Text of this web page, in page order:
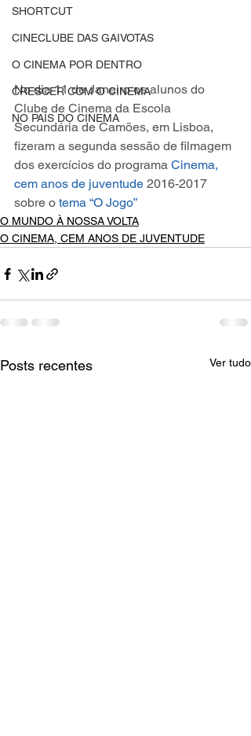
SHORTCUT
CINECLUBE DAS GAIVOTAS
O CINEMA POR DENTRO
CRESCER COM O CINEMA
NO PAÍS DO CINEMA
No dia 11 de Janeiro os alunos do
Clube de Cinema da Escola
Secundária de Camões, em Lisboa,
fizeram a segunda sessão de filmagem
dos exercícios do programa Cinema,
cem anos de juventude 2016-2017
sobre o tema “O Jogo”
O MUNDO À NOSSA VOLTA
O CINEMA, CEM ANOS DE JUVENTUDE
Posts recentes Ver tudo